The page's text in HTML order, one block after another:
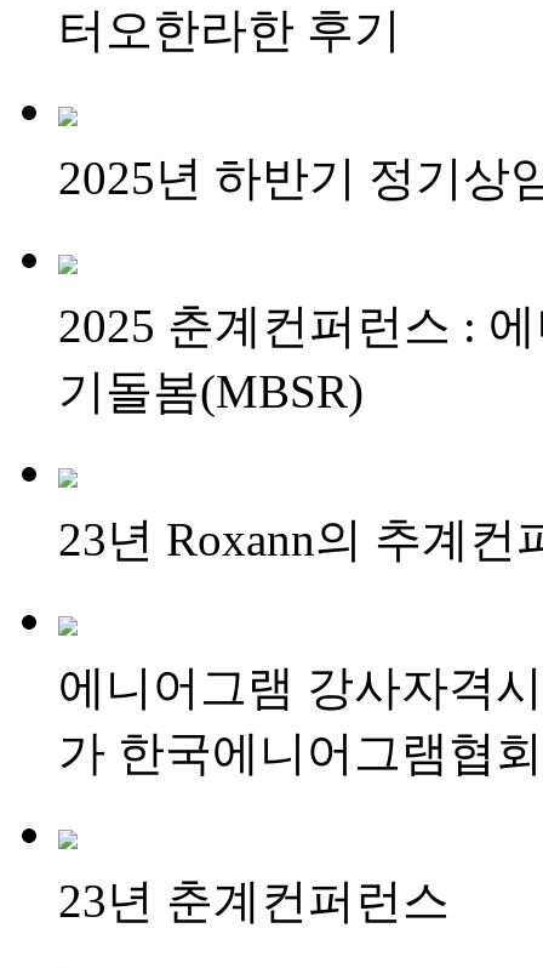
터오한라한 후기
2025년 하반기 정기상
2025 춘계컨퍼런스 :
기돌봄(MBSR)
23년 Roxann의 추계
에니어그램 강사자격
가 한국에니어그램협회
23년 춘계컨퍼런스